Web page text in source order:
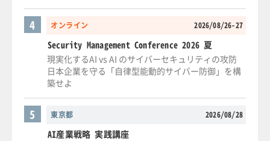
オンライン 2026/08/26-27
4
Security Management Conference 2026 夏
現実化するAI vs AI のサイバーセキュリティの攻防
日本企業を守る「自律型能動的サイバー防御」を構
築せよ
東京都 2026/08/28
5
AI産業戦略 実践講座